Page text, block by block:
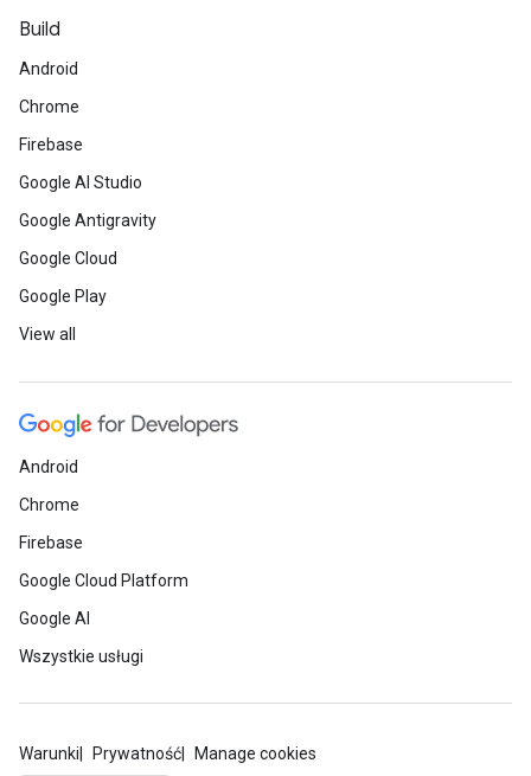
Build
Android
Chrome
Firebase
Google AI Studio
Google Antigravity
Google Cloud
Google Play
View all
Android
Chrome
Firebase
Google Cloud Platform
Google AI
Wszystkie usługi
Warunki Prywatność Manage cookies